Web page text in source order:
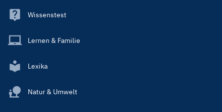
Wissenstest
Lernen & Familie
Lexika
Natur & Umwelt